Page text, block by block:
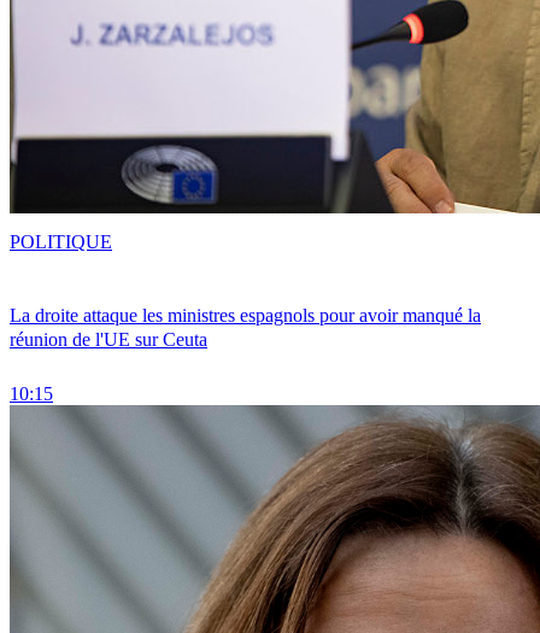
La droite attaque les ministres espagnols pour avoir manqué la
réunion de l'UE sur Ceuta
10:15
POLITIQUE